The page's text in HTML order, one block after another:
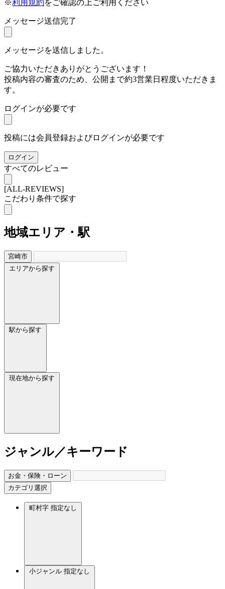
※利用規約をご確認の上ご利用ください
メッセージ送信完了
メッセージを送信しました。
ご協力いただきありがとうございます！
投稿内容の審査のため、公開まで約3営業日程度いただきま
す。
ログインが必要です
投稿には会員登録およびログインが必要です
ログイン
すべてのレビュー
[ALL-REVIEWS]
こだわり条件で探す
地域エリア・駅
宮崎市
エリアから探す
駅から探す
現在地から探す
ジャンル／キーワード
お金・保険・ローン
カテゴリ選択
町村字 指定なし
小ジャンル 指定なし